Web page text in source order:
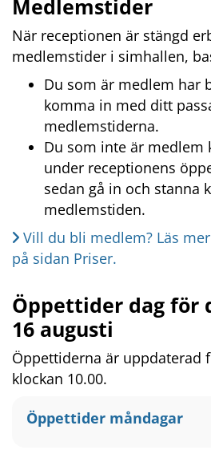
Medlemstider
När receptionen är stängd
medlemstider i simhallen,
Du som är medlem har
komma in med ditt
medlemstiderna.
Du som inte är medlem
under receptionens
sedan gå in och stanna
medlemstiden.
Vill du bli medlem? Läs
på sidan Priser.
Öppettider dag för
16 augusti
Öppettiderna är uppdaterad
klockan 10.00.
Öppettider måndagar